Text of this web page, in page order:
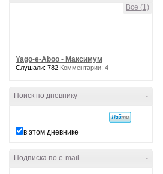
Все (1)
Yago-e-Aboo - Максимум
Слушали: 782 Комментарии: 4
-
Поиск по дневнику
в этом дневнике
-
Подписка по e-mail